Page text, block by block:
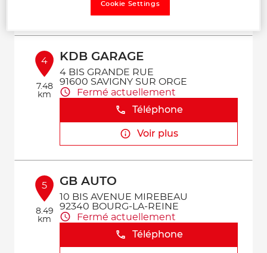
Voir plus
4
7.48
km
KDB GARAGE
4 BIS GRANDE RUE
91600 SAVIGNY SUR ORGE
Fermé actuellement
Téléphone
Voir plus
5
8.49
km
GB AUTO
10 BIS AVENUE MIREBEAU
92340 BOURG-LA-REINE
Fermé actuellement
Téléphone
Cookie Settings